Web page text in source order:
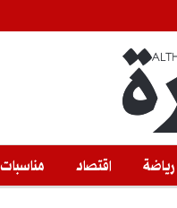
رياضة اقتصاد مناسبات